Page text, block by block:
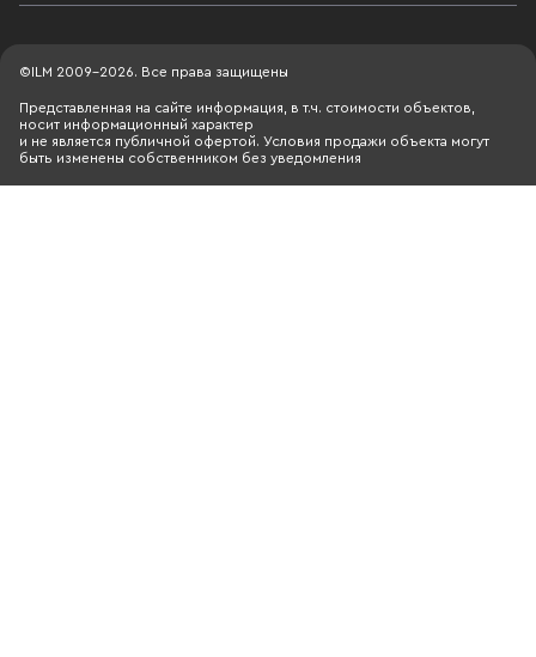
©ILM 2009-2026. Все права защищены
Представленная на сайте информация, в т.ч. стоимости объектов,
носит информационный характер
и не является публичной офертой. Условия продажи объекта могут
быть изменены собственником без уведомления